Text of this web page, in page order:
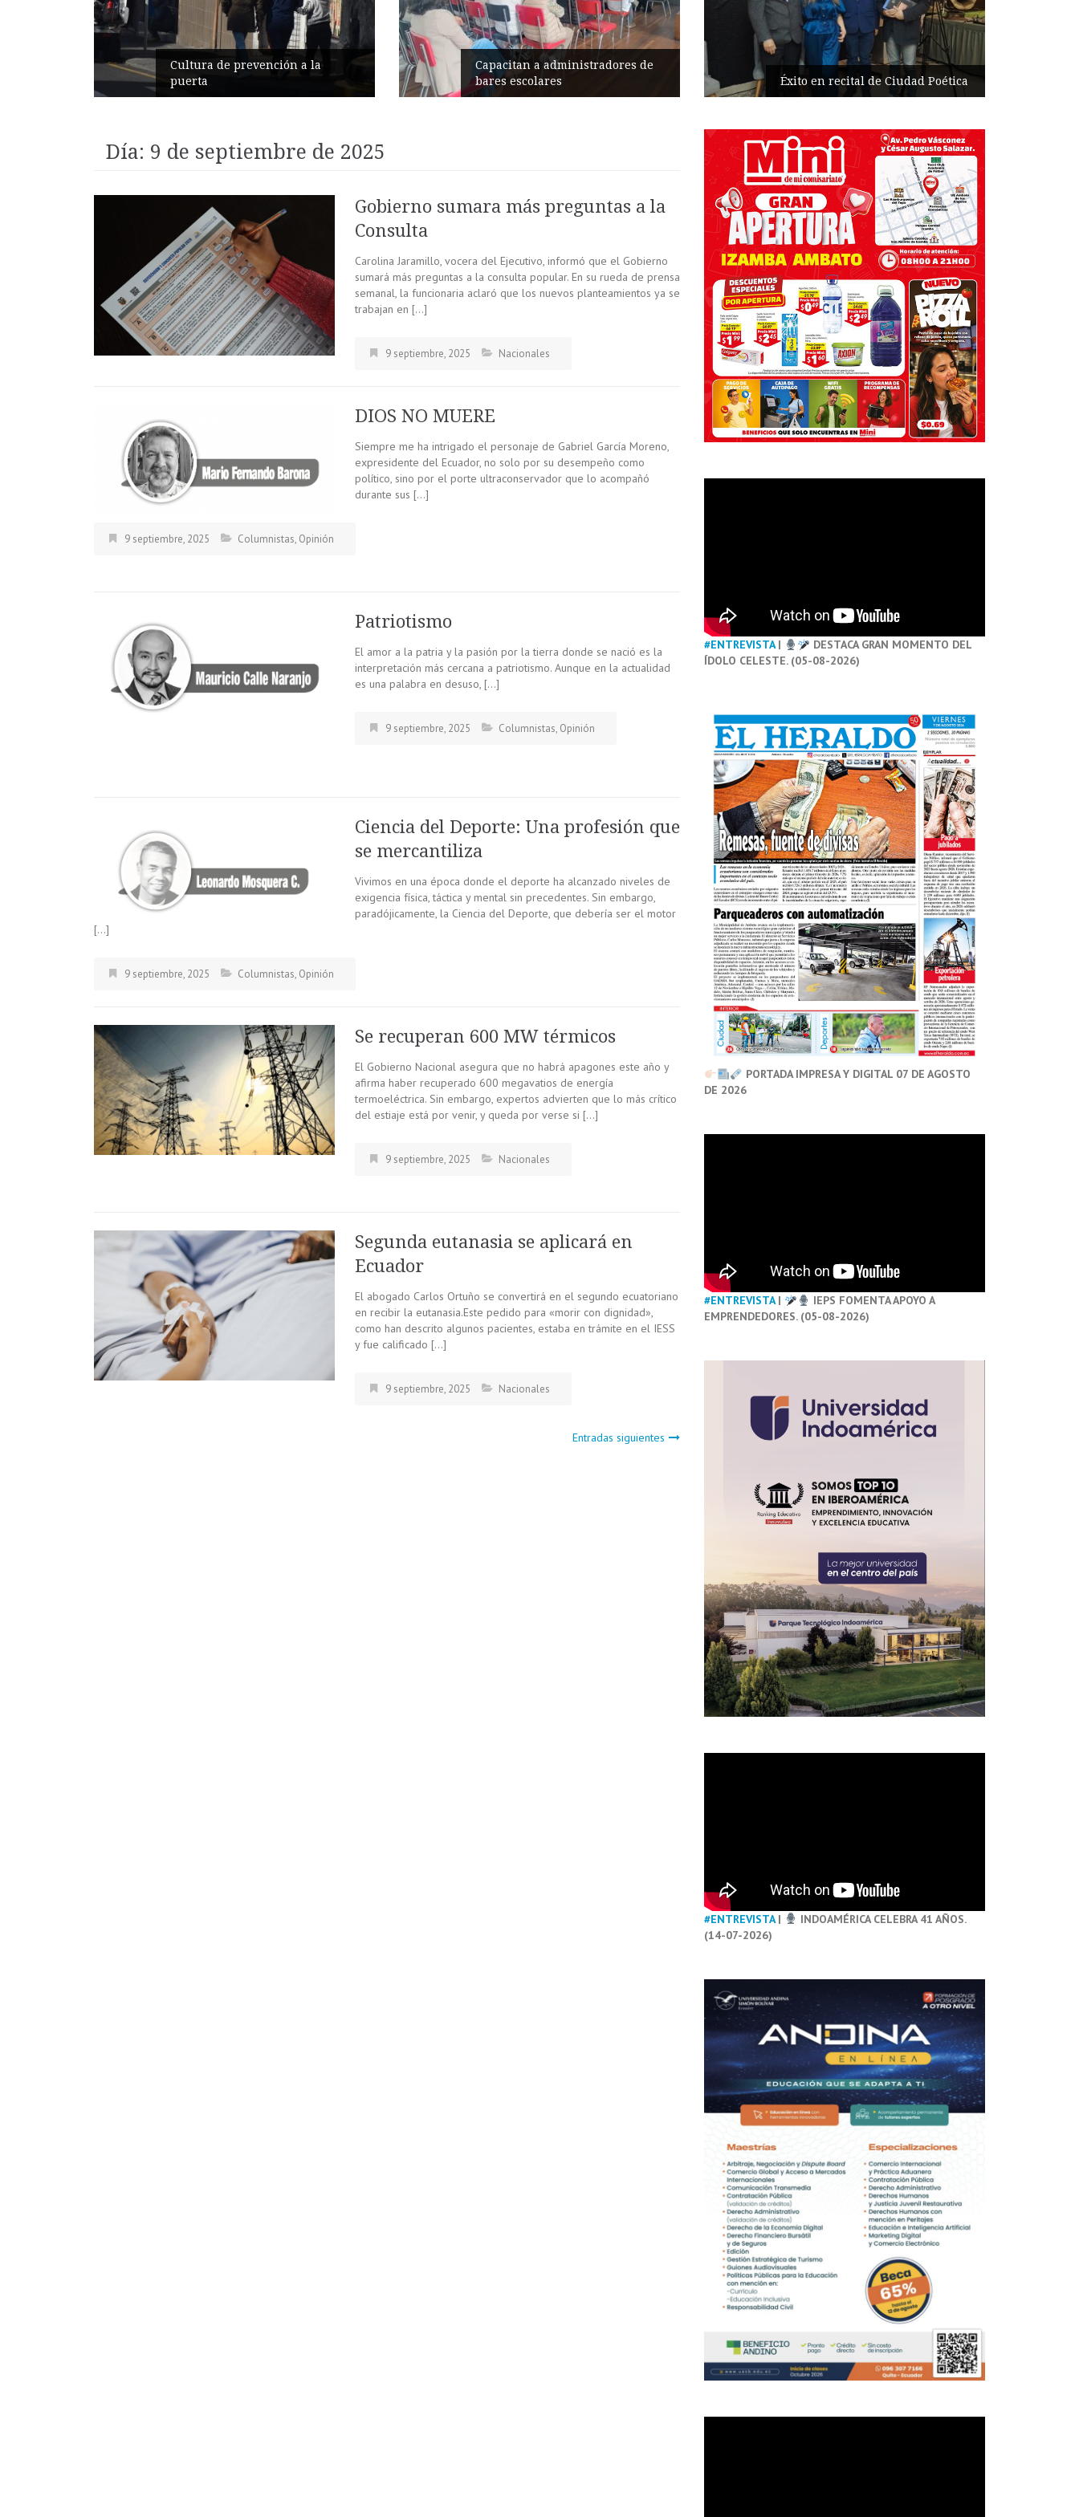
Cultura de prevención a la
puerta
Capacitan a administradores de
bares escolares
Éxito en recital de Ciudad Poética
Día: 9 de septiembre de 2025
Gobierno sumara más preguntas a la
Consulta
Carolina Jaramillo, vocera del Ejecutivo, informó que el Gobierno
sumará más preguntas a la consulta popular. En su rueda de prensa
semanal, la funcionaria aclaró que los nuevos planteamientos ya se
trabajan en […]
9 septiembre, 2025 Nacionales
DIOS NO MUERE
Siempre me ha intrigado el personaje de Gabriel García Moreno,
expresidente del Ecuador, no solo por su desempeño como
político, sino por el porte ultraconservador que lo acompañó
durante sus […]
9 septiembre, 2025 Columnistas, Opinión
Patriotismo
El amor a la patria y la pasión por la tierra donde se nació es la
interpretación más cercana a patriotismo. Aunque en la actualidad
es una palabra en desuso, […]
9 septiembre, 2025 Columnistas, Opinión
Ciencia del Deporte: Una profesión que
se mercantiliza
Vivimos en una época donde el deporte ha alcanzado niveles de
exigencia física, táctica y mental sin precedentes. Sin embargo,
paradójicamente, la Ciencia del Deporte, que debería ser el motor
[…]
9 septiembre, 2025 Columnistas, Opinión
Se recuperan 600 MW térmicos
El Gobierno Nacional asegura que no habrá apagones este año y
afirma haber recuperado 600 megavatios de energía
termoeléctrica. Sin embargo, expertos advierten que lo más crítico
del estiaje está por venir, y queda por verse si […]
9 septiembre, 2025 Nacionales
Segunda eutanasia se aplicará en
Ecuador
El abogado Carlos Ortuño se convertirá en el segundo ecuatoriano
en recibir la eutanasia.Este pedido para «morir con dignidad»,
como han descrito algunos pacientes, estaba en trámite en el IESS
y fue calificado […]
9 septiembre, 2025 Nacionales
Entradas siguientes
#ENTREVISTA|
DESTACA GRAN MOMENTO DEL
ÍDOLO CELESTE. (05-08-2026)
PORTADA IMPRESA Y DIGITAL 07 DE AGOSTO
DE 2026
#ENTREVISTA|
IEPS FOMENTA APOYO A
EMPRENDEDORES. (05-08-2026)
#ENTREVISTA|
INDOAMÉRICA CELEBRA 41 AÑOS.
(14-07-2026)